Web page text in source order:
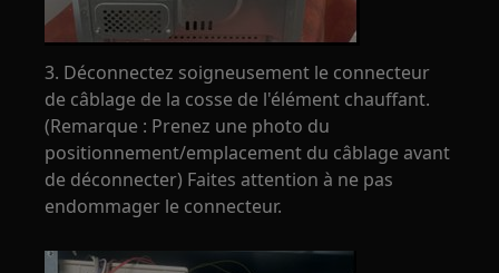
3. Déconnectez soigneusement le connecteur
de câblage de la cosse de l'élément chauffant.
(Remarque : Prenez une photo du
positionnement/emplacement du câblage avant
de déconnecter) Faites attention à ne pas
endommager le connecteur.